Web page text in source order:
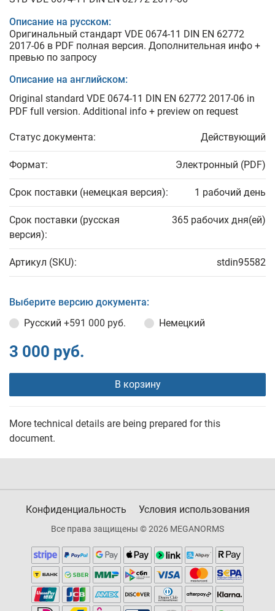
Описание на русском:
Оригинальный стандарт VDE 0674-11 DIN EN 62772
2017-06 в PDF полная версия. Дополнительная инфо +
превью по запросу
Описание на английском:
Original standard VDE 0674-11 DIN EN 62772 2017-06 in
PDF full version. Additional info + preview on request
Статус документа: Действующий
Формат: Электронный (PDF)
Срок поставки (немецкая версия): 1 рабочий день
Срок поставки (русская
версия):
365 рабочих дня(ей)
Артикул (SKU): stdin95582
Выберите версию документа:
Русский +591 000 руб. Немецкий
3 000 руб.
В корзину
More technical details are being prepared for this
document.
Конфиденциальность Условия использования
Все права защищены © 2026 MEGANORMS